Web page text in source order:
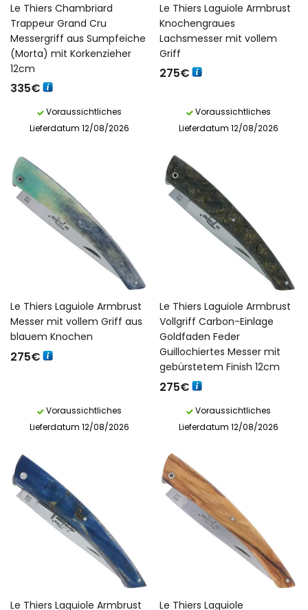
Le Thiers Chambriard
Trappeur Grand Cru
Messergriff aus Sumpfeiche
(Morta) mit Korkenzieher
12cm
335€
Voraussichtliches
Lieferdatum 12/08/2026
Le Thiers Laguiole Armbrust
Knochengraues
Lachsmesser mit vollem
Griff
275€
Voraussichtliches
Lieferdatum 12/08/2026
Le Thiers Laguiole Armbrust
Messer mit vollem Griff aus
blauem Knochen
275€
Voraussichtliches
Lieferdatum 12/08/2026
Le Thiers Laguiole Armbrust
Vollgriff Carbon-Einlage
Goldfaden Feder
Guillochiertes Messer mit
gebürstetem Finish 12cm
275€
Voraussichtliches
Lieferdatum 12/08/2026
Le Thiers Laguiole Armbrust Le Thiers Laguiole